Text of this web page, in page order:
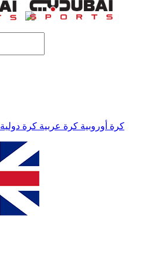
كرة أوروبية كرة عربية كرة دولية